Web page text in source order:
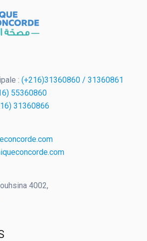
European Commission | Cookies
: (+216)31360860 / 31360861
55360860
31360866
4002,